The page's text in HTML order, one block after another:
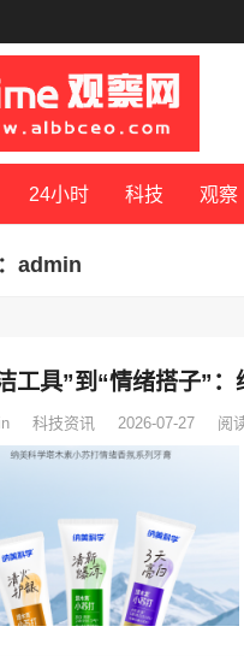
24小时 科技 观察
admin
工具”到“情绪搭子”
科技资讯 2026-07-27 阅